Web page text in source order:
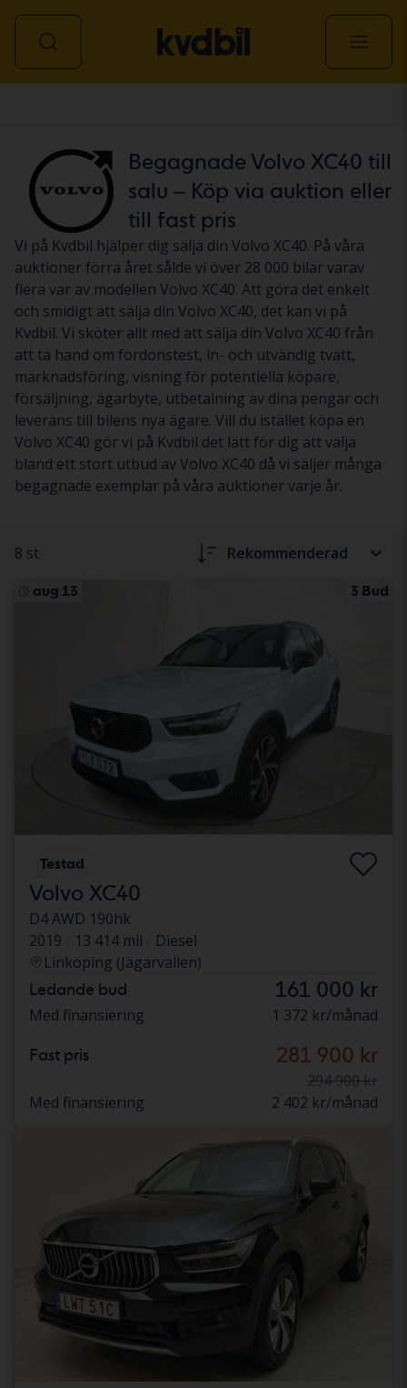
Begagnade Volvo XC40 till
salu – Köp via auktion eller
till fast pris
Vi på Kvdbil hjälper dig sälja din Volvo XC40. På våra
auktioner förra året sålde vi över 28 000 bilar varav
flera var av modellen Volvo XC40. Att göra det enkelt
och smidigt att sälja din Volvo XC40, det kan vi på
Kvdbil. Vi sköter allt med att sälja din Volvo XC40 från
att ta hand om fordonstest, in- och utvändig tvätt,
marknadsföring, visning för potentiella köpare,
försäljning, ägarbyte, utbetalning av dina pengar och
leverans till bilens nya ägare. Vill du istället köpa en
Volvo XC40 gör vi på Kvdbil det lätt för dig att välja
bland ett stort utbud av Volvo XC40 då vi säljer många
begagnade exemplar på våra auktioner varje år.
8 st Rekommenderad
aug 13 3 Bud
Testad
Volvo XC40
D4 AWD 190hk
2019
13 414 mil
Diesel
Linköping (Jägarvallen)
Ledande bud 161 000 kr
Med finansiering 1 372 kr/månad
Fast pris 281 900 kr
294 900 kr
Med finansiering
2 402 kr/månad